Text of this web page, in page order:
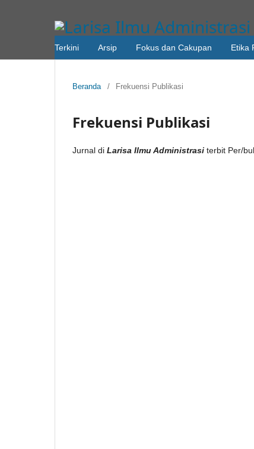
Terkini Arsip Fokus dan Cakupan Etika
Beranda / Frekuensi Publikasi
Frekuensi Publikasi
Jurnal di Larisa Ilmu Administrasi terbit Per/